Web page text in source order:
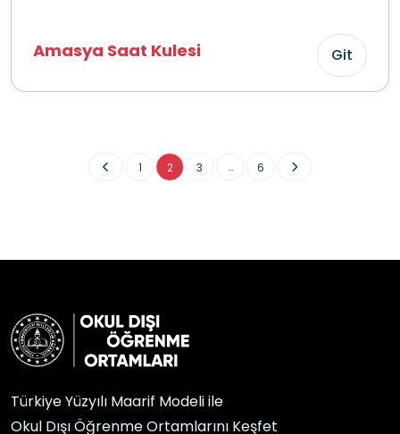
Amasya Saat Kulesi Git
1 2 3 ... 6
Türkiye Yüzyılı Maarif Modeli ile
Okul Dışı Öğrenme Ortamlarını Keşfet